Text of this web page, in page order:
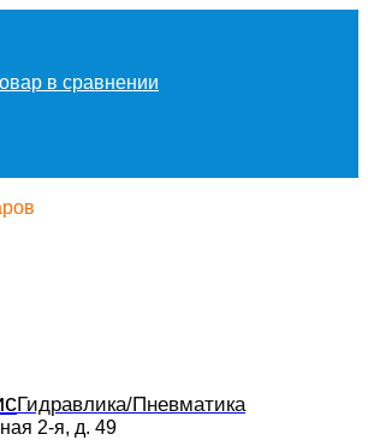
в сравнении
Гидравлика/Пневматика
2-я, д. 49